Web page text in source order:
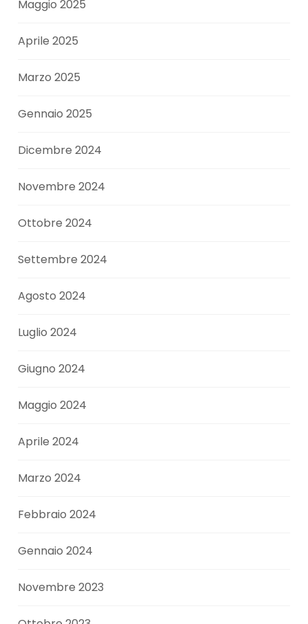
Maggio 2025
Aprile 2025
Marzo 2025
Gennaio 2025
Dicembre 2024
Novembre 2024
Ottobre 2024
Settembre 2024
Agosto 2024
Luglio 2024
Giugno 2024
Maggio 2024
Aprile 2024
Marzo 2024
Febbraio 2024
Gennaio 2024
Novembre 2023